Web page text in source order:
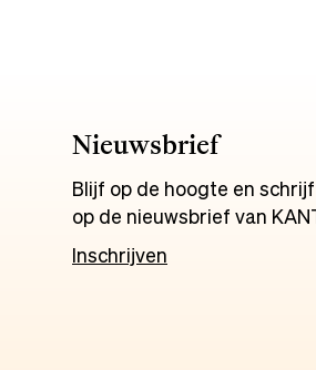
Nieuwsbrief
Blijf op de hoogte en
op de nieuwsbrief van
Inschrijven